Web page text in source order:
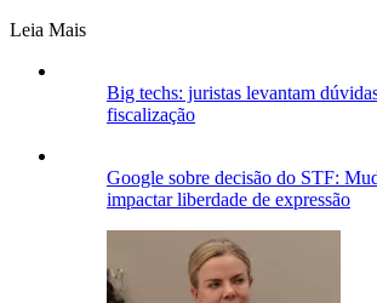
Leia Mais
Big techs: juristas levantam
fiscalização
Google sobre decisão do STF:
impactar liberdade de expressão